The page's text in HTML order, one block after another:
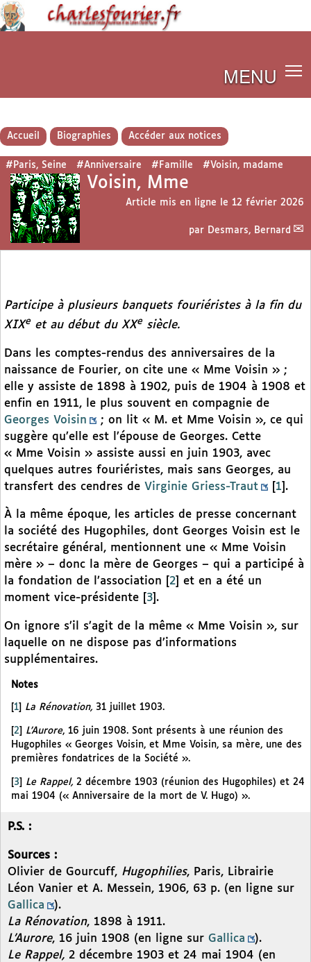
MENU
Accueil Biographies Accéder aux notices
#Paris, Seine #Anniversaire #Famille #Voisin, madame
Voisin, Mme
Article mis en ligne le 12 février 2026
par Desmars, Bernard
Participe à plusieurs banquets fouriéristes à la fin du
XIXe et au début du XXe siècle.
Dans les comptes-rendus des anniversaires de la
naissance de Fourier, on cite une « Mme Voisin » ;
elle y assiste de 1898 à 1902, puis de 1904 à 1908 et
enfin en 1911, le plus souvent en compagnie de
Georges Voisin
; on lit « M. et Mme Voisin », ce qui
suggère qu’elle est l’épouse de Georges. Cette
« Mme Voisin » assiste aussi en juin 1903, avec
quelques autres fouriéristes, mais sans Georges, au
transfert des cendres de Virginie Griess-Traut 1 .
À la même époque, les articles de presse concernant
la société des Hugophiles, dont Georges Voisin est le
secrétaire général, mentionnent une « Mme Voisin
mère » – donc la mère de Georges – qui a participé à
la fondation de l’association
2
et en a été un
moment vice-présidente
3 .
On ignore s’il s’agit de la même « Mme Voisin », sur
laquelle on ne dispose pas d’informations
supplémentaires.
Notes
1 La Rénovation, 31 juillet 1903.
2 L’Aurore, 16 juin 1908. Sont présents à une réunion des
Hugophiles « Georges Voisin, et Mme Voisin, sa mère, une des
premières fondatrices de la Société ».
[3] Le Rappel, 2 décembre 1903 (réunion des Hugophiles) et 24
mai 1904 (« Anniversaire de la mort de V. Hugo) ».
P.S. :
Sources :
Olivier de Gourcuff, Hugophilies, Paris, Librairie
Léon Vanier et A. Messein, 1906, 63 p. (en ligne sur
Gallica
).
La Rénovation, 1898 à 1911.
L’Aurore, 16 juin 1908 (en ligne sur Gallica
).
Le Rappel, 2 décembre 1903 et 24 mai 1904 (en